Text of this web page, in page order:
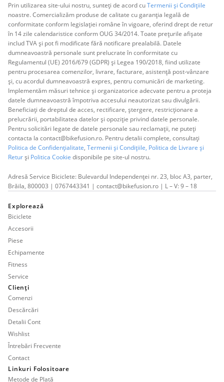
Prin utilizarea site-ului nostru, sunteți de acord cuTermenii și Condițiile
noastre. Comercializăm produse de calitate cu garanția legală de
conformitate conform legislației române în vigoare, oferind drept de retur
în 14 zile calendaristice conform OUG 34/2014. Toate prețurile afișate
includ TVA și pot fi modificate fără notificare prealabilă. Datele
dumneavoastră personale sunt prelucrate în conformitate cu
Regulamentul (UE) 2016/679 (GDPR) și Legea 190/2018, fiind utilizate
pentru procesarea comenzilor, livrare, facturare, asistență post-vânzare
și, cu acordul dumneavoastră expres, pentru comunicări de marketing.
Implementăm măsuri tehnice și organizatorice adecvate pentru a proteja
datele dumneavoastră împotriva accesului neautorizat sau divulgării.
Beneficiați de dreptul de acces, rectificare, ștergere, restricționare a
prelucrării, portabilitatea datelor și opoziție privind datele personale.
Pentru solicitări legate de datele personale sau reclamații, ne puteți
contacta la contact@bikefusion.ro. Pentru detalii complete, consultați
Politica de Confidențialitate, Termenii și Condițiile, Politica de Livrare și
Returși Politica Cookie disponibile pe site-ul nostru.
Adresă Service Biciclete: Bulevardul Independenței nr. 23, bloc A3, parter,
Brăila, 800003 | 0767443341 | contact@bikefusion.ro | L – V: 9 – 18
Explorează
Biciclete
Accesorii
Piese
Echipamente
Fitness
Service
Clienți
Comenzi
Descărcări
Detalii Cont
Wishlist
Întrebări Frecvente
Contact
Linkuri Folositoare
Metode de Plată